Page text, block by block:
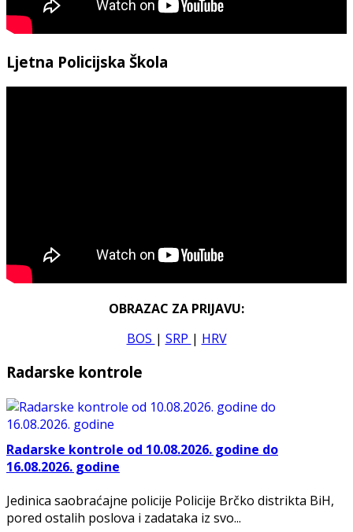
Ljetna Policijska Škola
OBRAZAC ZA PRIJAVU:
BOS | SRP | HRV
Radarske kontrole
Radarske kontrole od 10.08.2026. godine do
16.08.2026. godine
Jedinica saobraćajne policije Policije Brčko distrikta BiH,
pored ostalih poslova i zadataka iz svo...